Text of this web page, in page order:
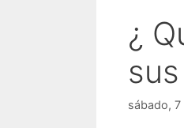
¿
sábado,